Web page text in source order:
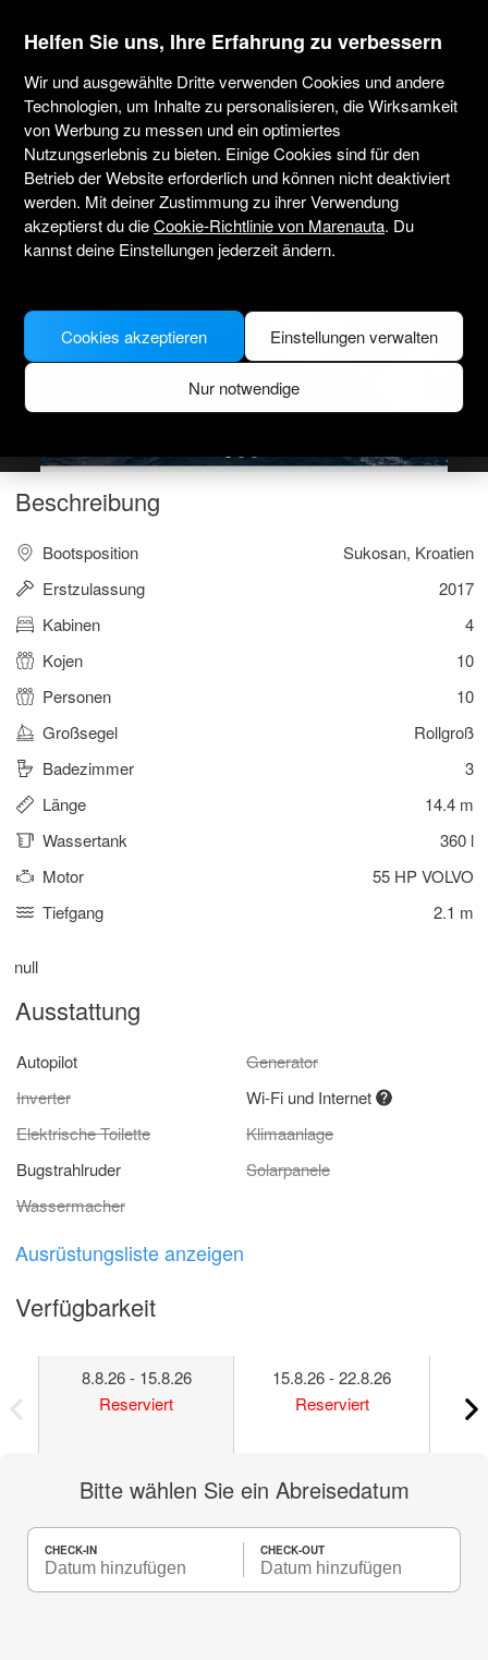
marenauta
Bavaria 46 Bt '17 - Sukosan
4.1(75 über Charter) Nur ohne Skipper
Professionell
Marina Dalmacija
Verifiziertes Boot
Beschreibung
Bootsposition
Sukosan, Kroatien
Erstzulassung
2017
Kabinen
4
Kojen
10
Personen
10
Großsegel
Rollgroß
Badezimmer
3
Länge
14.4 m
Wassertank
360 l
Motor
55 HP VOLVO
Tiefgang
2.1 m
null
Ausstattung
Autopilot
Generator
Inverter
Wi-Fi und Internet
Elektrische Toilette
Klimaanlage
Bugstrahlruder
Solarpanele
Wassermacher
Ausrüstungsliste anzeigen
Verfügbarkeit
8.8.26 - 15.8.26
Reserviert
15.8.26 - 22.8.26
Reserviert
Bitte wählen Sie ein Abreisedatum
CHECK-IN CHECK-OUT
Helfen Sie uns, Ihre Erfahrung zu verbessern
Wir und ausgewählte Dritte verwenden Cookies und andere
Technologien, um Inhalte zu personalisieren, die Wirksamkeit
von Werbung zu messen und ein optimiertes
Nutzungserlebnis zu bieten. Einige Cookies sind für den
Betrieb der Website erforderlich und können nicht deaktiviert
werden. Mit deiner Zustimmung zu ihrer Verwendung
akzeptierst du dieCookie-Richtlinie von Marenauta. Du
kannst deine Einstellungen jederzeit ändern.
Einstellungen verwalten
Nur notwendige
Cookies akzeptieren